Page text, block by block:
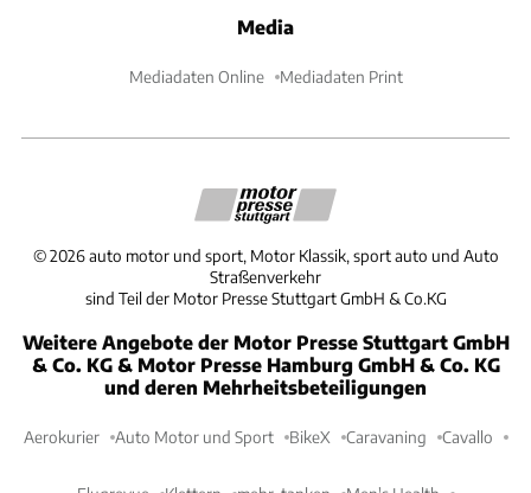
Media
Mediadaten Online Mediadaten Print
©2026 auto motor und sport, Motor Klassik, sport auto und Auto
Straßenverkehr
sind Teil der Motor Presse Stuttgart GmbH & Co.KG
Weitere Angebote der Motor Presse Stuttgart GmbH
& Co. KG & Motor Presse Hamburg GmbH & Co. KG
und deren Mehrheitsbeteiligungen
Aerokurier Auto Motor und Sport BikeX Caravaning Cavallo